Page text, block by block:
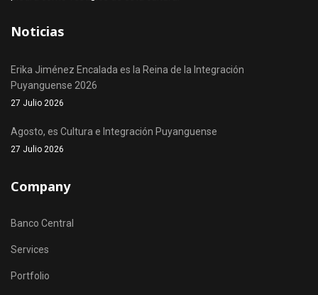
Noticias
Erika Jiménez Encalada es la Reina de la Integración
Puyanguense 2026
27 Julio 2026
Agosto, es Cultura e Integración Puyanguense
27 Julio 2026
Company
Banco Central
Services
Portfolio